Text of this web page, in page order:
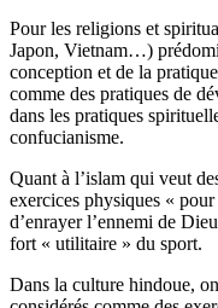
Pour les religions et
Japon, Vietnam…)
conception et de la
comme des pratiques de
dans les pratiques
confucianisme.
Quant à l’islam qui veut
exercices physiques «
d’enrayer l’ennemi de
fort « utilitaire » du sport.
Dans la culture hindoue,